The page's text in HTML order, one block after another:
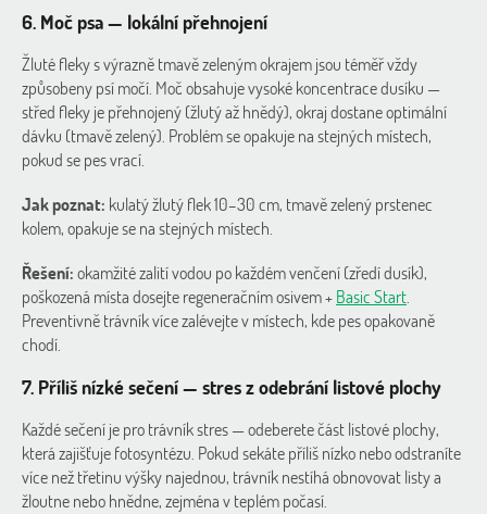
6. Moč psa — lokální přehnojení
Žluté fleky s výrazně tmavě zeleným okrajem jsou téměř vždy
způsobeny psí močí. Moč obsahuje vysoké koncentrace dusíku —
střed fleky je přehnojený (žlutý až hnědý), okraj dostane optimální
dávku (tmavě zelený). Problém se opakuje na stejných místech,
pokud se pes vrací.
Jak poznat: kulatý žlutý flek 10–30 cm, tmavě zelený prstenec
kolem, opakuje se na stejných místech.
Řešení:okamžité zalití vodou po každém venčení (zředí dusík),
poškozená místa dosejte regeneračním osivem +Basic Start
Preventivně trávník více zalévejte v místech, kde pes opakovaně
chodí.
7. Příliš nízké sečení — stres z odebrání listové plochy
Každé sečení je pro trávník stres — odeberete část listové plochy,
která zajišťuje fotosyntézu. Pokud sekáte příliš nízko nebo odstraníte
více než třetinu výšky najednou, trávník nestíhá obnovovat listy a
žloutne nebo hnědne, zejména v teplém počasí.